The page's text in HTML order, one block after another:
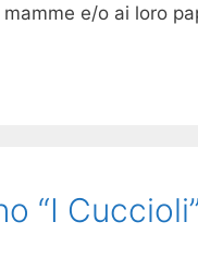
e/o ai loro
“I